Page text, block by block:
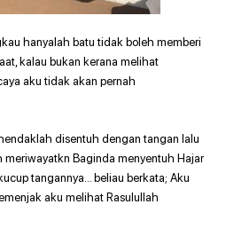
hanyalah batu tidak boleh memberi
kalau bukan kerana melihat
aku tidak akan pernah
disentuh dengan tangan lalu
meriwayatkn Baginda menyentuh Hajar
tangannya… beliau berkata; Aku
aku melihat Rasulullah